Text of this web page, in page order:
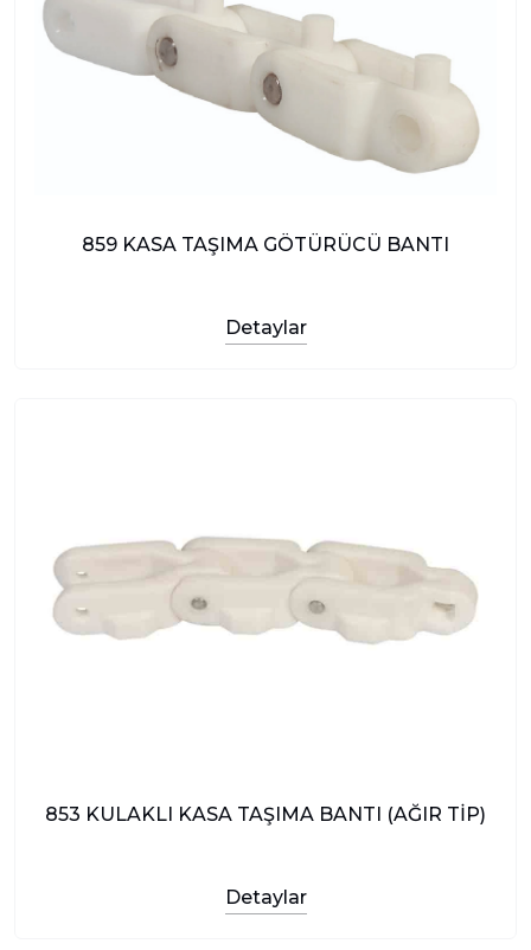
859 KASA TAŞIMA GÖTÜRÜCÜ BANTI
Detaylar
853 KULAKLI KASA TAŞIMA BANTI (AĞIR TİP)
Detaylar